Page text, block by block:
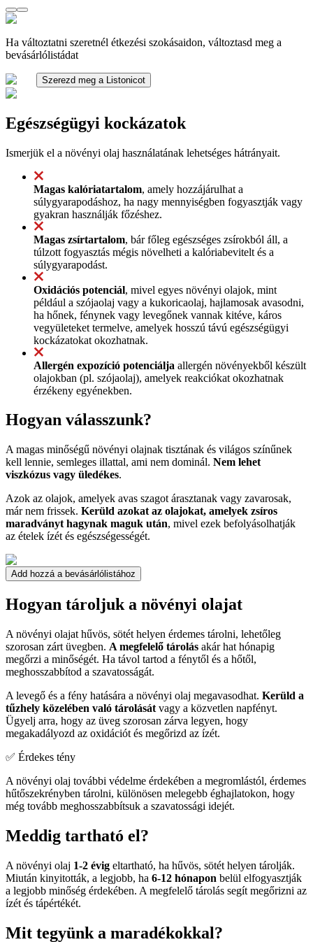
Ha változtatni szeretnél étkezési szokásaidon, változtasd meg a
bevásárlólistádat
Szerezd meg a Listonicot
Egészségügyi kockázatok
Ismerjük el a növényi olaj használatának lehetséges hátrányait.
Magas kalóriatartalom, amely hozzájárulhat a
súlygyarapodáshoz, ha nagy mennyiségben fogyasztják vagy
gyakran használják főzéshez.
Magas zsírtartalom, bár főleg egészséges zsírokból áll, a
túlzott fogyasztás mégis növelheti a kalóriabevitelt és a
súlygyarapodást.
Oxidációs potenciál, mivel egyes növényi olajok, mint
például a szójaolaj vagy a kukoricaolaj, hajlamosak avasodni,
ha hőnek, fénynek vagy levegőnek vannak kitéve, káros
vegyületeket termelve, amelyek hosszú távú egészségügyi
kockázatokat okozhatnak.
Allergén expozíció potenciálja allergén növényekből készült
olajokban (pl. szójaolaj), amelyek reakciókat okozhatnak
érzékeny egyénekben.
Hogyan válasszunk?
A magas minőségű növényi olajnak tisztának és világos színűnek
kell lennie, semleges illattal, ami nem dominál. Nem lehet
viszkózus vagy üledékes.
Azok az olajok, amelyek avas szagot árasztanak vagy zavarosak,
már nem frissek. Kerüld azokat az olajokat, amelyek zsíros
maradványt hagynak maguk után, mivel ezek befolyásolhatják
az ételek ízét és egészségességét.
Add hozzá a bevásárlólistához
Hogyan tároljuk a növényi olajat
A növényi olajat hűvös, sötét helyen érdemes tárolni, lehetőleg
szorosan zárt üvegben. A megfelelő tárolás akár hat hónapig
megőrzi a minőségét. Ha távol tartod a fénytől és a hőtől,
meghosszabbítod a szavatosságát.
A levegő és a fény hatására a növényi olaj megavasodhat. Kerüld a
tűzhely közelében való tárolását vagy a közvetlen napfényt.
Ügyelj arra, hogy az üveg szorosan zárva legyen, hogy
megakadályozd az oxidációt és megőrizd az ízét.
✅ Érdekes tény
A növényi olaj további védelme érdekében a megromlástól, érdemes
hűtőszekrényben tárolni, különösen melegebb éghajlatokon, hogy
még tovább meghosszabbítsuk a szavatossági idejét.
Meddig tartható el?
A növényi olaj 1-2 évig eltartható, ha hűvös, sötét helyen tárolják.
Miután kinyitották, a legjobb, ha 6-12 hónapon belül elfogyasztják
a legjobb minőség érdekében. A megfelelő tárolás segít megőrizni az
ízét és tápértékét.
Mit tegyünk a maradékokkal?